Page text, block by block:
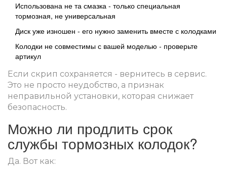
Использована не та смазка - только специальная
тормозная, не универсальная
Диск уже изношен - его нужно заменить вместе с колодками
Колодки не совместимы с вашей моделью - проверьте
артикул
Если скрип сохраняется - вернитесь в сервис.
Это не просто неудобство, а признак
неправильной установки, которая снижает
безопасность.
Можно ли продлить срок
службы тормозных колодок?
Да. Вот как: